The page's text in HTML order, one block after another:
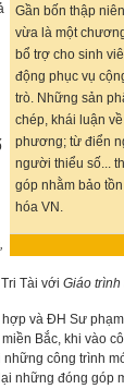
in Schools and
Self-Reliant
Gần bốn thập
vừa là một
bổ trợ cho sinh
động phục vụ
trò. Những sản
chép, khái luận
phương; từ điển
người thiểu số...
góp nhằm bảo
hóa VN.
Tài với Giáo trình
và ĐH Sư
Bắc, khi vào
công trình
những đóng góp